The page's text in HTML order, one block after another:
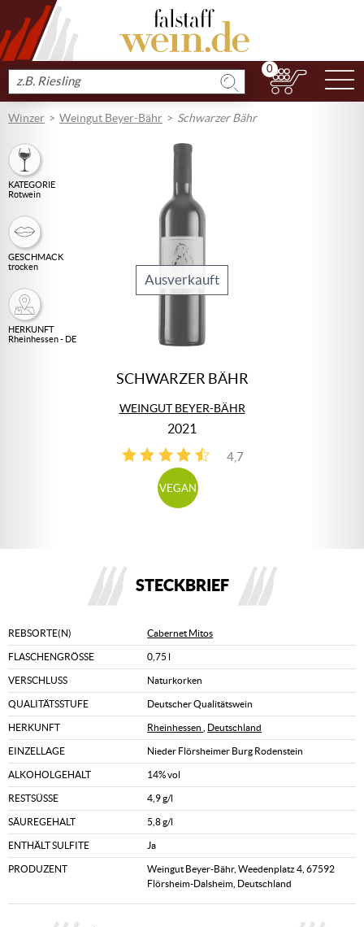
Produkt
suchen
0
Winzer Weingut Beyer-Bähr Schwarzer Bähr
KATEGORIE
Rotwein
GESCHMACK
trocken
HERKUNFT
Rheinhessen - DE
Ausverkauft
SCHWARZER BÄHR
WEINGUT BEYER-BÄHR
2021
4,7
3
VEGAN
STECKBRIEF
REBSORTE(N) Cabernet Mitos
FLASCHENGRÖSSE 0,75 l
VERSCHLUSS Naturkorken
QUALITÄTSSTUFE Deutscher Qualitätswein
HERKUNFT Rheinhessen Deutschland
EINZELLAGE Nieder Flörsheimer Burg Rodenstein
ALKOHOLGEHALT 14% vol
RESTSÜSSE 4,9 g/l
SÄUREGEHALT 5,8 g/l
ENTHÄLT SULFITE Ja
PRODUZENT
Weingut Beyer-Bähr, Weedenplatz 4, 67592
Flörsheim-Dalsheim, Deutschland